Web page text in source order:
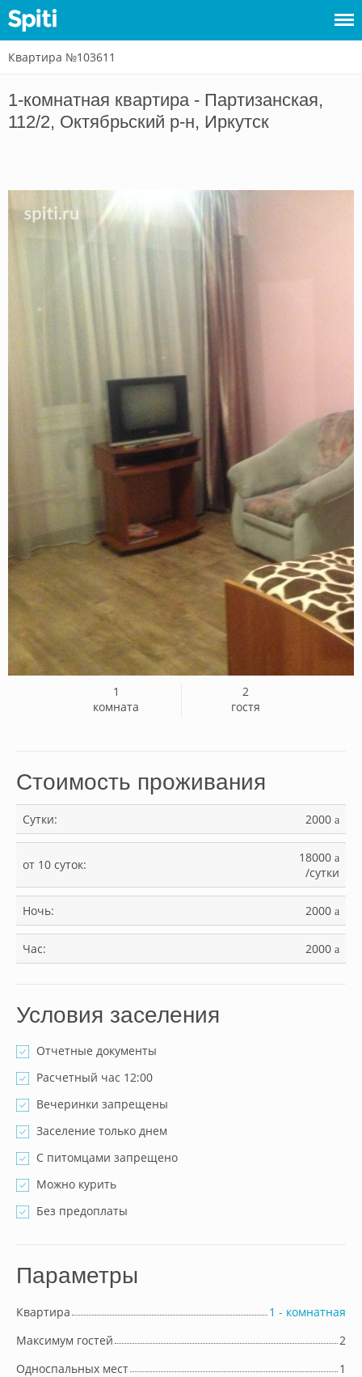
Войти
Сдать
Квартира №103611
1-комнатная квартира - Партизанская,
112/2, Октябрьский р-н, Иркутск
1
комната
2
гостя
Стоимость проживания
Сутки: 2000 a
от 10 суток: 18000 a
/сутки
Ночь: 2000 a
Час: 2000 a
Условия заселения
Отчетные документы
Расчетный час 12:00
Вечеринки запрещены
Заселение только днем
С питомцами запрещено
Можно курить
Без предоплаты
Параметры
Квартира
1 - комнатная
Максимум гостей
2
Односпальных мест
1